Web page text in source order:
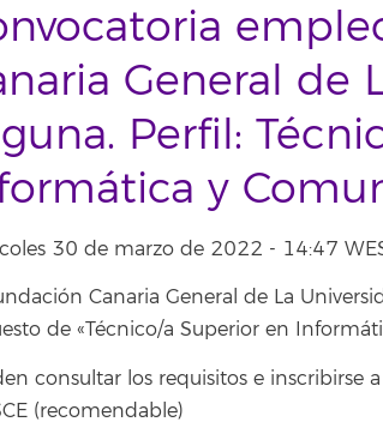
General de
Perfil:
y
30 de marzo de 2022 - 14:47
Canaria General de La
de «Técnico/a Superior en
consultar los requisitos e inscribirse
(recomendable)